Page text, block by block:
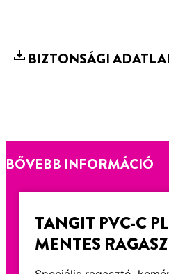
BIZTONSÁGI
BŐVEBB INFORMÁCIÓ
TANGIT PVC-C
MENTES